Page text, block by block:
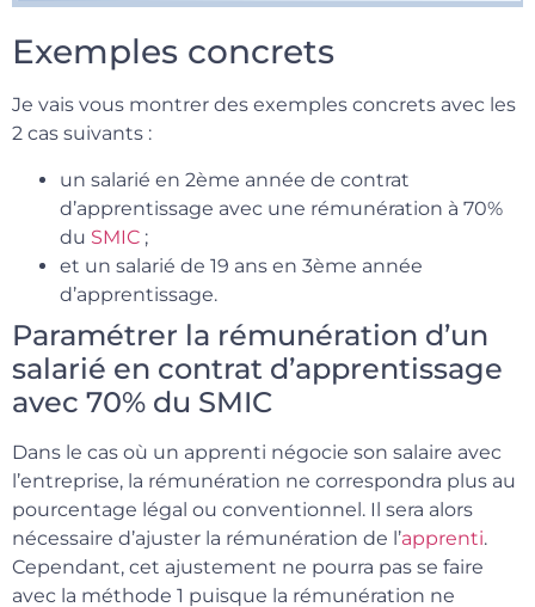
Exemples concrets
Je vais vous montrer des exemples concrets avec les
2 cas suivants :
un salarié en 2ème année de contrat
d’apprentissage avec une rémunération à 70%
du SMIC ;
et un salarié de 19 ans en 3ème année
d’apprentissage.
Paramétrer la rémunération d’un
salarié en contrat d’apprentissage
avec 70% du SMIC
Dans le cas où un apprenti négocie son salaire avec
l’entreprise, la rémunération ne correspondra plus au
pourcentage légal ou conventionnel. Il sera alors
nécessaire d’ajuster la rémunération de l’apprenti.
Cependant, cet ajustement ne pourra pas se faire
avec la méthode 1 puisque la rémunération ne